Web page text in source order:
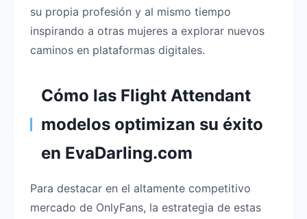
su propia profesión y al mismo tiempo
inspirando a otras mujeres a explorar nuevos
caminos en plataformas digitales.
Cómo las Flight Attendant
modelos optimizan su éxito
en EvaDarling.com
Para destacar en el altamente competitivo
mercado de OnlyFans, la estrategia de estas